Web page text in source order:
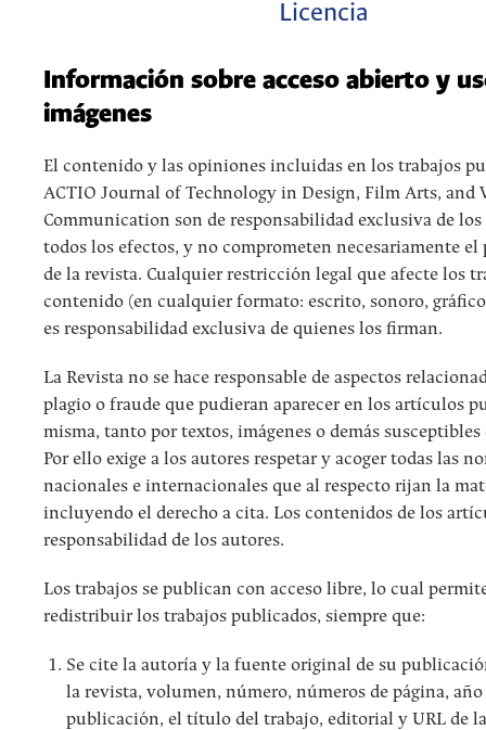
Licencia
Información sobre acceso abierto y
imágenes
El contenido y las opiniones incluidas en los trabajos
ACTIO Journal of Technology in Design, Film Arts, and
Communication son de responsabilidad exclusiva de los
todos los efectos, y no comprometen necesariamente
de la revista. Cualquier restricción legal que afecte los
contenido (en cualquier formato: escrito, sonoro,
es responsabilidad exclusiva de quienes los firman.
La Revista no se hace responsable de aspectos
plagio o fraude que pudieran aparecer en los artículos
misma, tanto por textos, imágenes o demás
Por ello exige a los autores respetar y acoger todas las
nacionales e internacionales que al respecto rijan la
incluyendo el derecho a cita. Los contenidos de los
responsabilidad de los autores.
Los trabajos se publican con acceso libre, lo cual
redistribuir los trabajos publicados, siempre que:
Se cite la autoría y la fuente original de su
la revista, volumen, número, números de página, año
publicación, el título del trabajo, editorial y URL de